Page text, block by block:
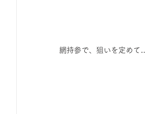
網持参で、狙いを定めて…